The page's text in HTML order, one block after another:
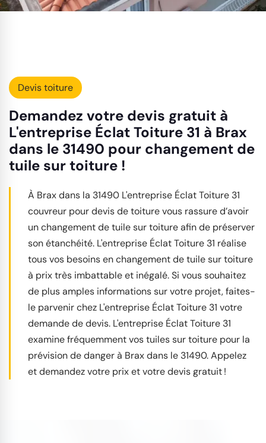
Devis toiture
Demandez votre devis gratuit à
L'entreprise Éclat Toiture 31 à Brax
dans le 31490 pour changement de
tuile sur toiture !
À Brax dans la 31490 L'entreprise Éclat Toiture 31
couvreur pour devis de toiture vous rassure d’avoir
un changement de tuile sur toiture afin de préserver
son étanchéité. L'entreprise Éclat Toiture 31 réalise
tous vos besoins en changement de tuile sur toiture
à prix très imbattable et inégalé. Si vous souhaitez
de plus amples informations sur votre projet, faites-
le parvenir chez L'entreprise Éclat Toiture 31 votre
demande de devis. L'entreprise Éclat Toiture 31
examine fréquemment vos tuiles sur toiture pour la
prévision de danger à Brax dans le 31490. Appelez
et demandez votre prix et votre devis gratuit !